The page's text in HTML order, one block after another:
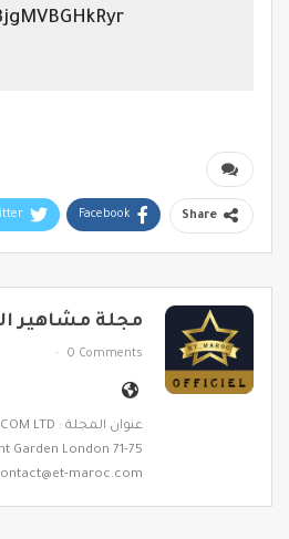
Share
Facebook
مجلة مشاهير
0 Comments
عنوان المجلة : ET-MAROC.COM LTD
71-75 Shelton Street Covent Garden London
maroc.com